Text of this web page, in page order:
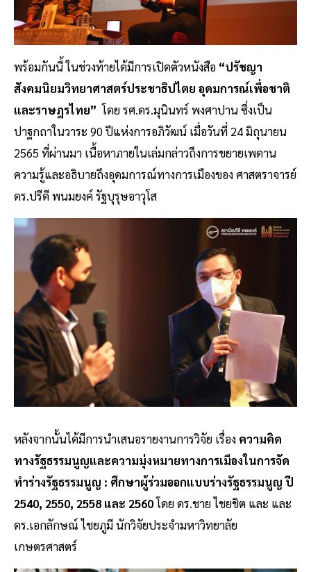
พร้อมกันนี้ ในช่วงท้ายได้มีการเปิดตัวหนังสือ “ปรัชญา
สังคมนิยมวิทยาศาสตร์ประชาธิปไตย อุดมการณ์เพื่อชาติ
และราษฎรไทย” โดย รศ.ดร.มุนินทร์ พงศาปาน ซึ่งเป็น
ปาฐกถาในวาระ 90 ปีแห่งการอภิวัฒน์ เมื่อวันที่ 24 มิถุนายน
2565 ที่ผ่านมา เนื้อหาภายในเล่มกล่าวถึงการขยายเพดาน
ความรู้และอธิบายถึงอุดมการณ์ทางการเมืองของ ศาสตราจารย์
ดร.ปรีดี พนมยงค์ รัฐบุรุษอาวุโส
หลังจากนั้นได้มีการนำเสนอรายงานการวิจัย เรื่อง ความคิด
ทางรัฐธรรมนูญและความมุ่งหมายทางการเมืองในการจัด
ทำร่างรัฐธรรมนูญ : ศึกษาผู้ร่วมออกแบบร่างรัฐธรรมนูญ ปี
2540, 2550, 2558 และ 2560โดย ดร.ชาย ไชยชิต และ และ
ดร.เอกลักษณ์ ไชยภูมี นักวิจัยประจำมหาวิทยาลัย
เกษตรศาสตร์